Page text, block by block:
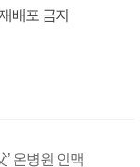
배포 금지
’ 온병원 인맥